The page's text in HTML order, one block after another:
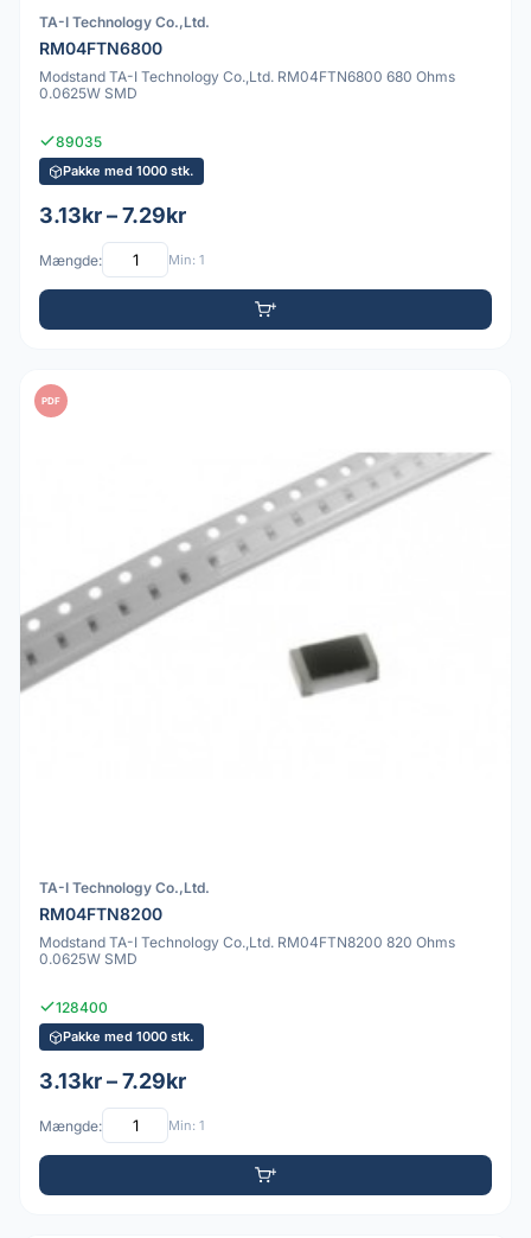
TA-I Technology Co.,Ltd.
RM04FTN6800
Modstand TA-I Technology Co.,Ltd. RM04FTN6800 680 Ohms
0.0625W SMD
89035
Pakke med 1000 stk.
3.13kr – 7.29kr
Mængde: Min: 1
PDF
TA-I Technology Co.,Ltd.
RM04FTN8200
Modstand TA-I Technology Co.,Ltd. RM04FTN8200 820 Ohms
0.0625W SMD
128400
Pakke med 1000 stk.
3.13kr – 7.29kr
Mængde: Min: 1